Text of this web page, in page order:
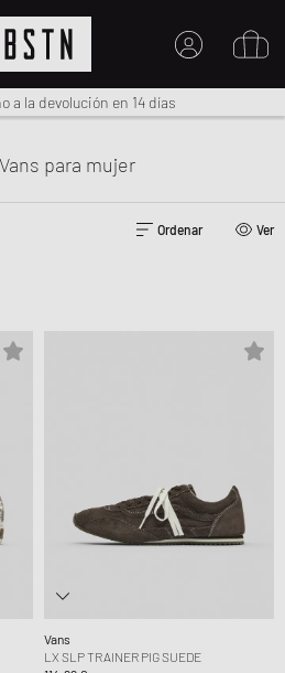
MI CUENTA
a España desde € 100
Sportswear
a la devolución en 14 días
Vans para mujer
Ordenar Ver
Vans
LX SLP TRAINER PIG SUEDE